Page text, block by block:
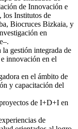
de Innovación e
los Institutos de
Biocruces Bizkaia, y
en
gestión integrada de
innovación en el
en el ámbito de
y capacitación del
de I+D+I en
de